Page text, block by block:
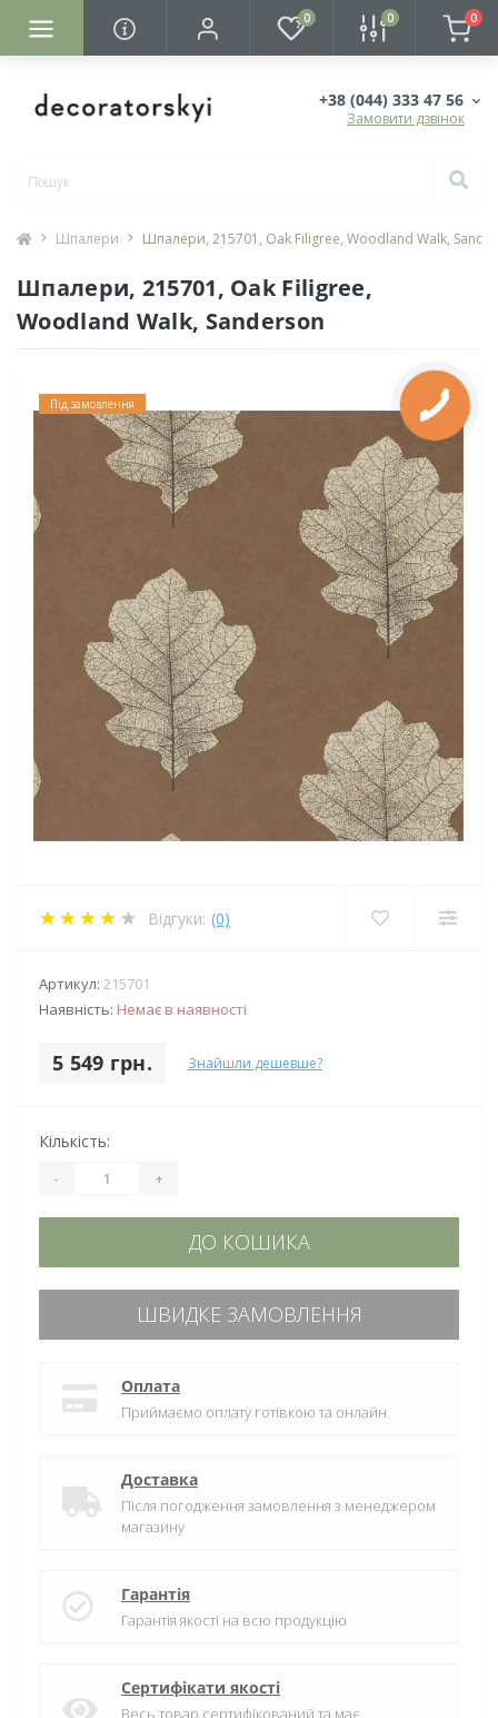
0 0 0
+38 (044) 333 47 56
Замовити дзвінок
Шпалери Шпалери, 215701, Oak Filigree, Woodland Walk,
Шпалери, 215701, Oak Filigree,
Woodland Walk, Sanderson
Під замовлення
Відгуки: (0)
Артикул: 215701
Наявність: Немає в наявності
5 549 грн. Знайшли дешевше?
Кількість:
- +
ДО КОШИКА
ШВИДКЕ ЗАМОВЛЕННЯ
Оплата
Приймаємо оплату готівкою та онлайн
Доставка
Після погодження замовлення з менеджером
магазину
Гарантія
Гарантія якості на всю продукцію
Сертифікати якості
Весь товар сертифікований та має